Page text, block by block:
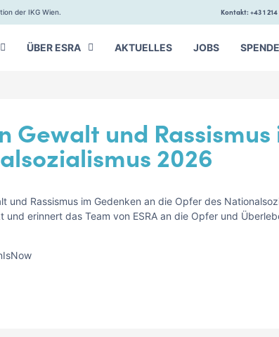
der IKG Wien. Kontakt: +43 1 214
ÜBER ESRA AKTUELLES JOBS
Gewalt und
2026
und Rassismus im Gedenken an die Opfer des
erinnert das Team von ESRA an die Opfer und